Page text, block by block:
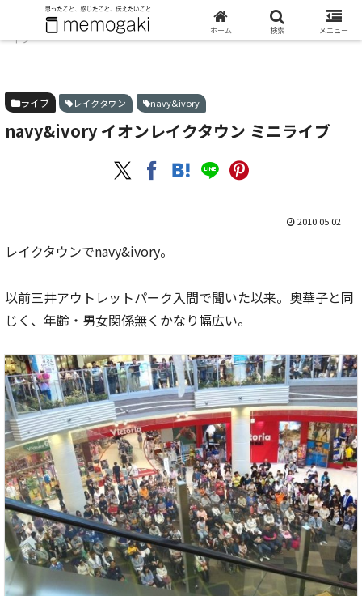
ホーム ライブ
navy&ivory イオンレイクタウン ミニラ
イブ
ライブ レイクタウン navy&ivory
navy&ivory イオンレイクタウン ミニライブ
2010.05.02
レイクタウンでnavy&ivory。
以前三井アウトレットパーク入間で聞いた以来。奥華子と同
じく、年齢・男女関係無くかなり幅広い。
ホーム 検索 メニュー